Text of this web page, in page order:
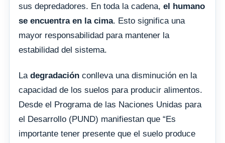
sus depredadores. En toda la cadena, el humano
se encuentra en la cima. Esto significa una
mayor responsabilidad para mantener la
estabilidad del sistema.
La degradación conlleva una disminución en la
capacidad de los suelos para producir alimentos.
Desde el Programa de las Naciones Unidas para
el Desarrollo (PUND) manifiestan que “Es
importante tener presente que el suelo produce